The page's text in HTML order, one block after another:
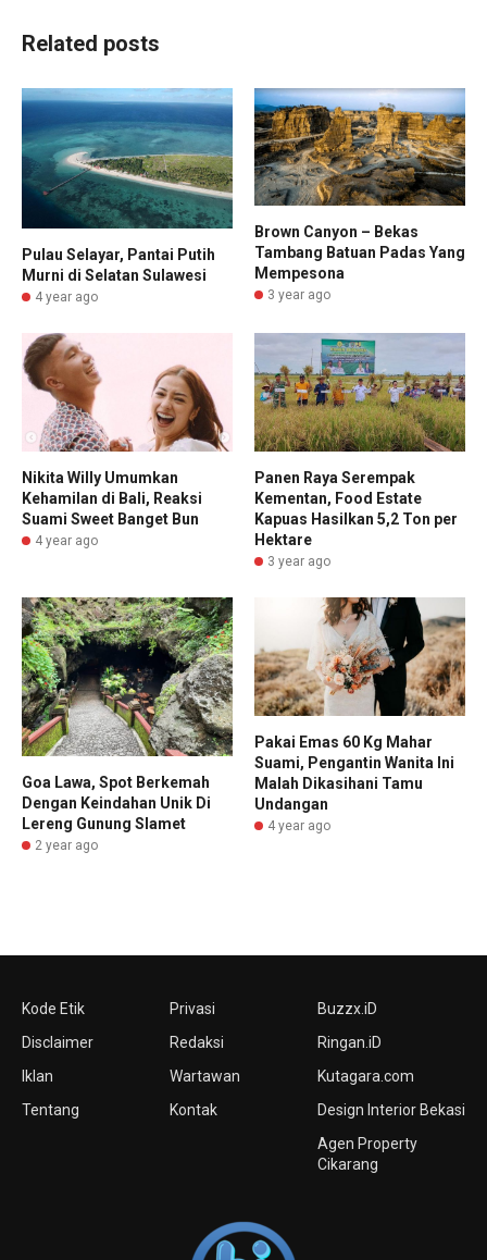
Related posts
Pulau Selayar, Pantai Putih
Murni di Selatan Sulawesi
4 year ago
Brown Canyon – Bekas
Tambang Batuan Padas Yang
Mempesona
3 year ago
Nikita Willy Umumkan
Kehamilan di Bali, Reaksi
Suami Sweet Banget Bun
4 year ago
Panen Raya Serempak
Kementan, Food Estate
Kapuas Hasilkan 5,2 Ton per
Hektare
3 year ago
Goa Lawa, Spot Berkemah
Dengan Keindahan Unik Di
Lereng Gunung Slamet
2 year ago
Pakai Emas 60 Kg Mahar
Suami, Pengantin Wanita Ini
Malah Dikasihani Tamu
Undangan
4 year ago
Kode Etik
Disclaimer
Iklan
Tentang
Privasi
Redaksi
Wartawan
Kontak
Buzzx.iD
Ringan.iD
Kutagara.com
Design Interior Bekasi
Agen Property
Cikarang